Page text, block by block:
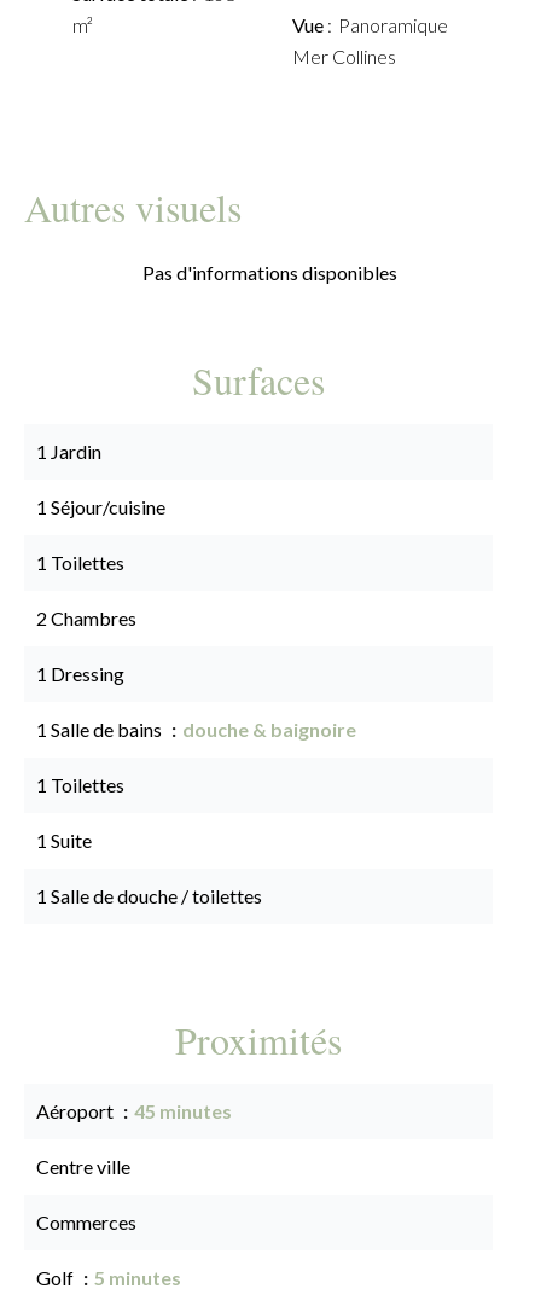
m²
Vue
Panoramique
Mer Collines
Autres visuels
Pas d'informations disponibles
Surfaces
1 Jardin
1 Séjour/cuisine
1 Toilettes
2 Chambres
1 Dressing
1 Salle de bains douche & baignoire
1 Toilettes
1 Suite
1 Salle de douche / toilettes
Proximités
Aéroport 45 minutes
Centre ville
Commerces
Golf 5 minutes